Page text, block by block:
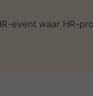
event waar HR-